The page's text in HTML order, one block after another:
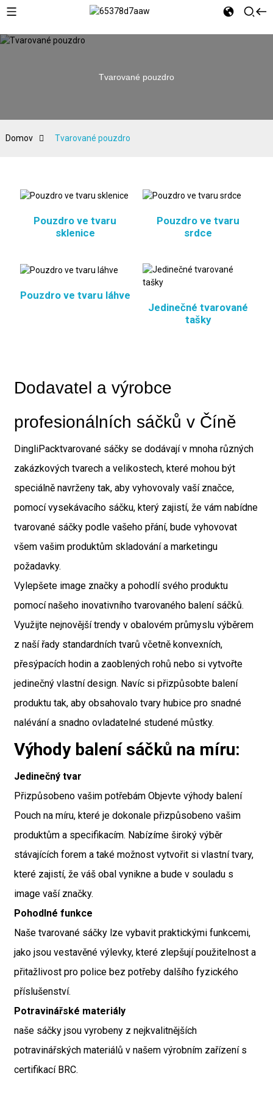
Tvarované pouzdro
Domov Tvarované pouzdro
Pouzdro ve tvaru
sklenice
Pouzdro ve tvaru
srdce
Pouzdro ve tvaru láhve
Jedinečné tvarované
tašky
Dodavatel a výrobce
profesionálních sáčků v Číně
DingliPacktvarované sáčky se dodávají v mnoha různých
zakázkových tvarech a velikostech, které mohou být
speciálně navrženy tak, aby vyhovovaly vaší značce,
pomocí vysekávacího sáčku, který zajistí, že vám nabídne
tvarované sáčky podle vašeho přání, bude vyhovovat
všem vašim produktům skladování a marketingu
požadavky.
Vylepšete image značky a pohodlí svého produktu
pomocí našeho inovativního tvarovaného balení sáčků.
Využijte nejnovější trendy v obalovém průmyslu výběrem
z naší řady standardních tvarů včetně konvexních,
přesýpacích hodin a zaoblených rohů nebo si vytvořte
jedinečný vlastní design. Navíc si přizpůsobte balení
produktu tak, aby obsahovalo tvary hubice pro snadné
nalévání a snadno ovladatelné studené můstky.
Výhody balení sáčků na míru:
Jedinečný tvar
Přizpůsobeno vašim potřebám Objevte výhody balení
Pouch na míru, které je dokonale přizpůsobeno vašim
produktům a specifikacím. Nabízíme široký výběr
stávajících forem a také možnost vytvořit si vlastní tvary,
které zajistí, že váš obal vynikne a bude v souladu s
image vaší značky.
Pohodlné funkce
Naše tvarované sáčky lze vybavit praktickými funkcemi,
jako jsou vestavěné výlevky, které zlepšují použitelnost a
přitažlivost pro police bez potřeby dalšího fyzického
příslušenství.
Potravinářské materiály
naše sáčky jsou vyrobeny z nejkvalitnějších
potravinářských materiálů v našem výrobním zařízení s
certifikací BRC.